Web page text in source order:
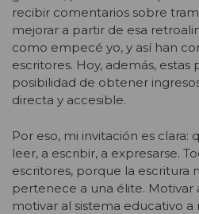
recibir comentarios sobre
mejorar a partir de esa
como empecé yo, y así han
escritores. Hoy, además,
posibilidad de obtener
directa y accesible.
Por eso, mi invitación es clara:
leer, a escribir, a expresarse.
escritores, porque la escritura
pertenece a una élite. Motivar
motivar al sistema educativo